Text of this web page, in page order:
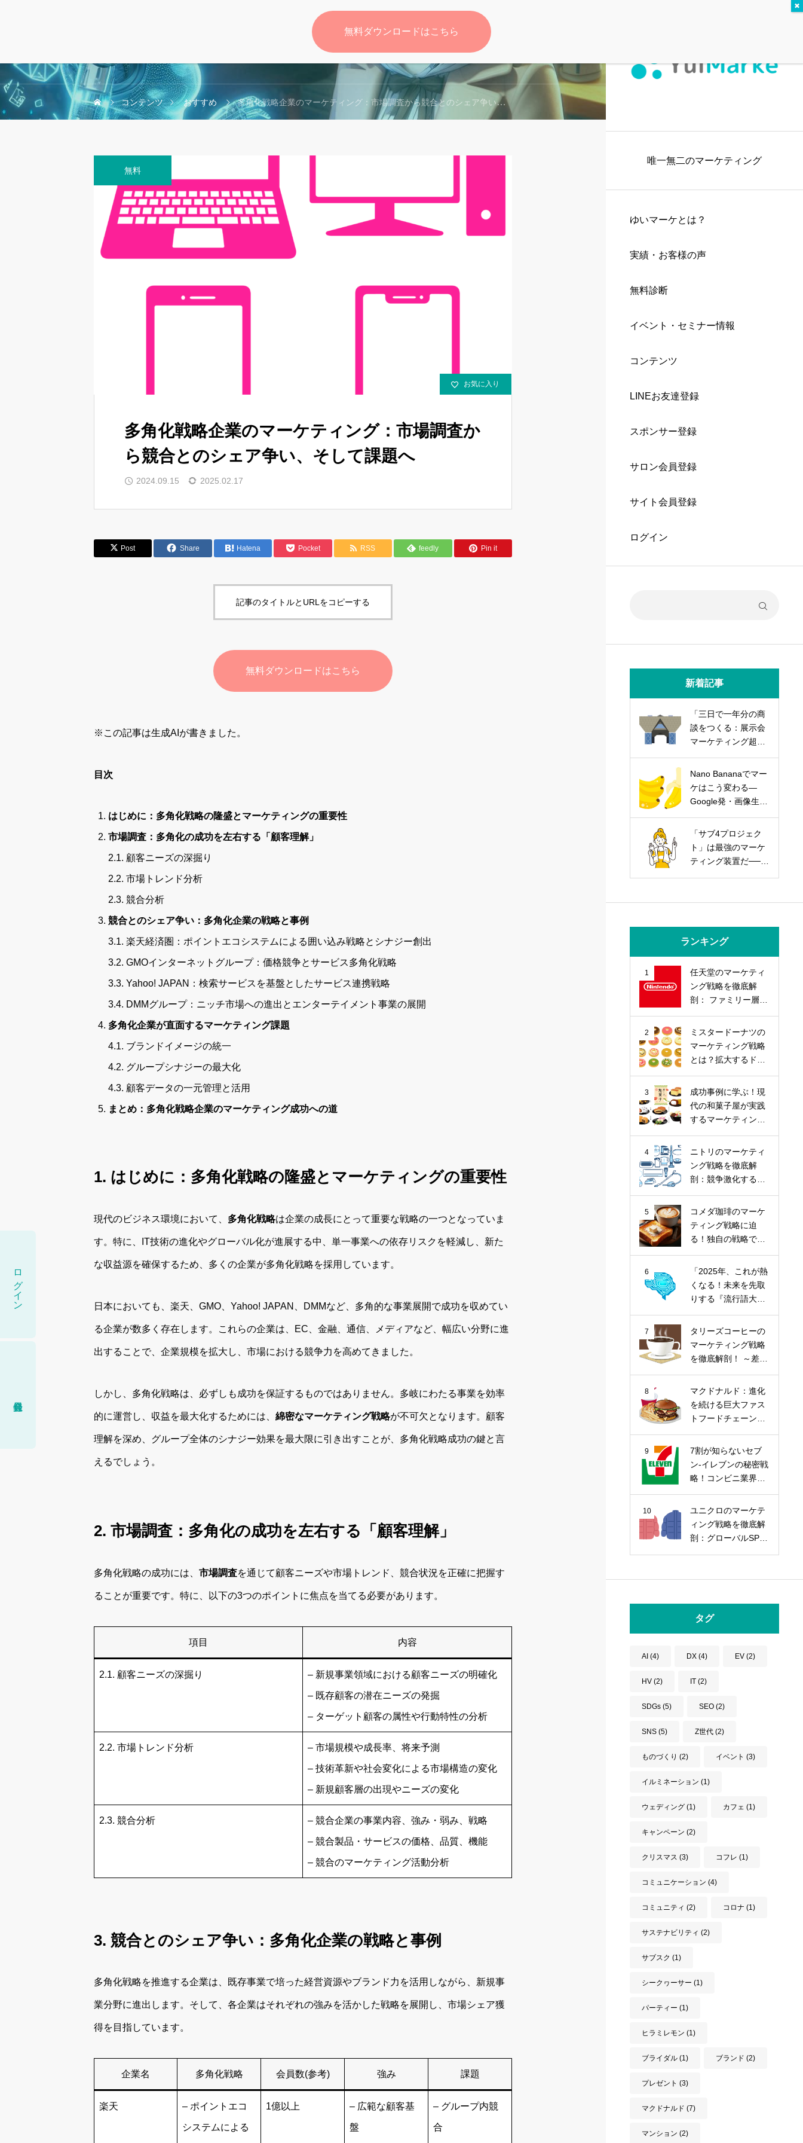
唯一無二のマーケティング
ゆいマーケとは？
実績・お客様の声
無料診断
イベント・セミナー情報
コンテンツ
LINEお友達登録
スポンサー登録
サロン会員登録
サイト会員登録
ログイン
新着記事
「三日で一年分の商
談をつくる：展示会
マーケティング超実
Nano Bananaでマー
ケはこう変わる―
Google発・画像生成
戦略
「サブ4プロジェク
ト」は最強のマーケ
ティング装置だ──走
ランキング
1
任天堂のマーケティ
ング戦略を徹底解
剖： ファミリー層の
戦略とは？
2
ミスタードーナツの
マーケティング戦略
とは？拡大するドー
む！
3
成功事例に学ぶ！現
代の和菓子屋が実践
するマーケティング
4
ニトリのマーケティ
ング戦略を徹底解
剖：競争激化する家
「お、ねだん以
上。」の価値提供
5
コメダ珈琲のマーケ
ティング戦略に迫
る！独自の戦略で喫
6
「2025年、これが熱
くなる！未来を先取
りする『流行語大賞
心トレンド」
7
タリーズコーヒーの
マーケティング戦略
を徹底解剖！ ～差別
題まで～
8
マクドナルド：進化
を続ける巨大ファス
トフードチェーンの
9
7割が知らないセブ
ン-イレブンの秘密戦
略！コンビニ業界の
10
ユニクロのマーケテ
ィング戦略を徹底解
剖：グローバルSPA
タグ
AI (4) DX (4) EV (2)
HV (2) IT (2)
SDGs (5) SEO (2)
SNS (5) Z世代 (2)
ものづくり (2) イベント (3)
イルミネーション (1)
ウェディング (1) カフェ (1)
キャンペーン (2)
クリスマス (3) コフレ (1)
コミュニケーション (4)
コミュニティ (2) コロナ (1)
サステナビリティ (2)
サブスク (1)
シークヮーサー (1)
パーティー (1)
ヒラミレモン (1)
ブライダル (1) ブランド (2)
プレゼント (3)
マクドナルド (7)
マンション (2)
無料
コンテンツ おすすめ 多角化戦略企業のマーケティング：市場調査から競合とのシェア争い、そして課題へ
無料
お気に入り
多角化戦略企業のマーケティング：市場調査か
ら競合とのシェア争い、そして課題へ
2024.09.15 2025.02.17
Post Share Hatena Pocket RSS feedly Pin it
記事のタイトルとURLをコピーする
無料ダウンロードはこちら
※この記事は生成AIが書きました。
目次
はじめに：多角化戦略の隆盛とマーケティングの重要性
市場調査：多角化の成功を左右する「顧客理解」
2.1. 顧客ニーズの深掘り
2.2. 市場トレンド分析
2.3. 競合分析
競合とのシェア争い：多角化企業の戦略と事例
3.1. 楽天経済圏：ポイントエコシステムによる囲い込み戦略とシナジー創出
3.2. GMOインターネットグループ：価格競争とサービス多角化戦略
3.3. Yahoo! JAPAN：検索サービスを基盤としたサービス連携戦略
3.4. DMMグループ：ニッチ市場への進出とエンターテイメント事業の展開
多角化企業が直面するマーケティング課題
4.1. ブランドイメージの統一
4.2. グループシナジーの最大化
4.3. 顧客データの一元管理と活用
まとめ：多角化戦略企業のマーケティング成功への道
1. はじめに：多角化戦略の隆盛とマーケティングの重要性
現代のビジネス環境において、 多角化戦略は企業の成長にとって重要な戦略の一つとなっていま
す。特に、IT技術の進化やグローバル化が進展する中、単一事業への依存リスクを軽減し、新た
な収益源を確保するため、多くの企業が多角化戦略を採用しています。
日本においても、楽天、GMO、Yahoo! JAPAN、DMMなど、多角的な事業展開で成功を収めてい
る企業が数多く存在します。これらの企業は、EC、金融、通信、メディアなど、幅広い分野に進
出することで、企業規模を拡大し、市場における競争力を高めてきました。
しかし、多角化戦略は、必ずしも成功を保証するものではありません。多岐にわたる事業を効率
的に運営し、収益を最大化するためには、 綿密なマーケティング戦略が不可欠となります。顧客
理解を深め、グループ全体のシナジー効果を最大限に引き出すことが、多角化戦略成功の鍵と言
えるでしょう。
2. 市場調査：多角化の成功を左右する「顧客理解」
多角化戦略の成功には、 市場調査を通じて顧客ニーズや市場トレンド、競合状況を正確に把握す
ることが重要です。特に、以下の3つのポイントに焦点を当てる必要があります。
項目 内容
2.1. 顧客ニーズの深掘り – 新規事業領域における顧客ニーズの明確化
– 既存顧客の潜在ニーズの発掘
– ターゲット顧客の属性や行動特性の分析
2.2. 市場トレンド分析 – 市場規模や成長率、将来予測
– 技術革新や社会変化による市場構造の変化
– 新規顧客層の出現やニーズの変化
2.3. 競合分析 – 競合企業の事業内容、強み・弱み、戦略
– 競合製品・サービスの価格、品質、機能
– 競合のマーケティング活動分析
3. 競合とのシェア争い：多角化企業の戦略と事例
多角化戦略を推進する企業は、既存事業で培った経営資源やブランド力を活用しながら、新規事
業分野に進出します。そして、各企業はそれぞれの強みを活かした戦略を展開し、市場シェア獲
得を目指しています。
企業名 多角化戦略 会員数(参考) 強み 課題
楽天 – ポイントエコ
システムによる
1億以上 – 広範な顧客基
盤
– グループ内競
合
ログイン
無料ダウンロードはこちら